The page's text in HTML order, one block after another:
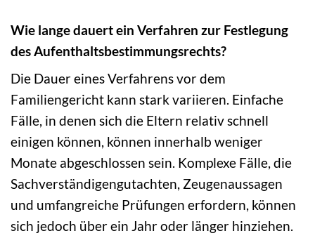
Wie lange dauert ein Verfahren zur Festlegung
des Aufenthaltsbestimmungsrechts?
Die Dauer eines Verfahrens vor dem
Familiengericht kann stark variieren. Einfache
Fälle, in denen sich die Eltern relativ schnell
einigen können, können innerhalb weniger
Monate abgeschlossen sein. Komplexe Fälle, die
Sachverständigengutachten, Zeugenaussagen
und umfangreiche Prüfungen erfordern, können
sich jedoch über ein Jahr oder länger hinziehen.